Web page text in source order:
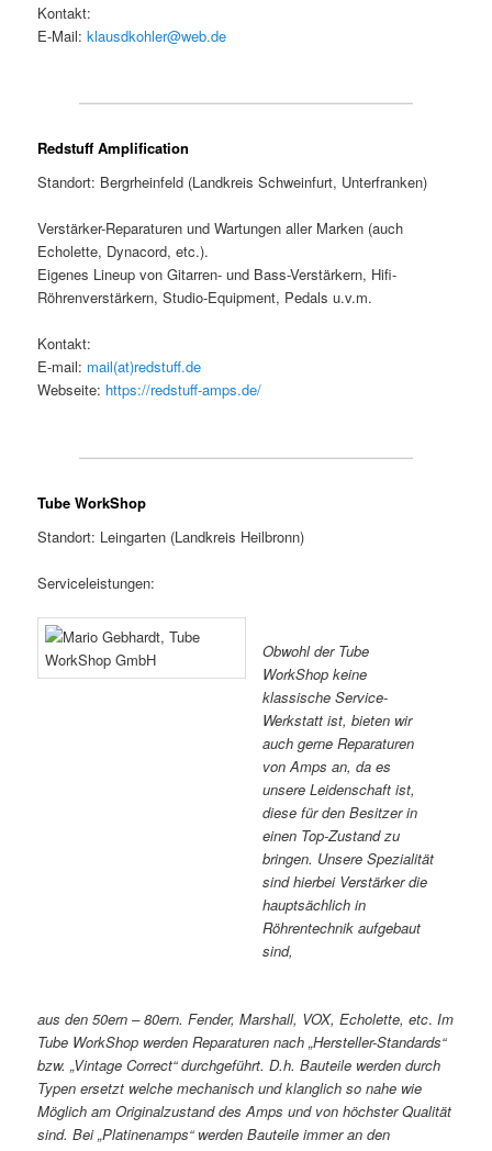
Kontakt:
E-Mail:klausdkohler@web.de
Redstuff Amplification
Standort: Bergrheinfeld (Landkreis Schweinfurt, Unterfranken)
Verstärker-Reparaturen und Wartungen aller Marken (auch
Echolette, Dynacord, etc.).
Eigenes Lineup von Gitarren- und Bass-Verstärkern, Hifi-
Röhrenverstärkern, Studio-Equipment, Pedals u.v.m.
Kontakt:
E-mail: mail(at)redstuff.de
Webseite: https://redstuff-amps.de/
Tube WorkShop
Standort: Leingarten (Landkreis Heilbronn)
Serviceleistungen:
Obwohl der Tube
WorkShop keine
klassische Service-
Werkstatt ist, bieten wir
auch gerne Reparaturen
von Amps an, da es
unsere Leidenschaft ist,
diese für den Besitzer in
einen Top-Zustand zu
bringen. Unsere Spezialität
sind hierbei Verstärker die
hauptsächlich in
Röhrentechnik aufgebaut
sind,
aus den 50ern – 80ern. Fender, Marshall, VOX, Echolette, etc. Im
Tube WorkShop werden Reparaturen nach „Hersteller-Standards“
bzw. „Vintage Correct“ durchgeführt. D.h. Bauteile werden durch
Typen ersetzt welche mechanisch und klanglich so nahe wie
Möglich am Originalzustand des Amps und von höchster Qualität
sind. Bei „Platinenamps“ werden Bauteile immer an den